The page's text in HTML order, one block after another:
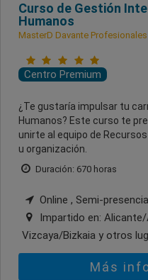
Curso de Gestión
Humanos
MasterD Davante Profesionales
Centro Premium
¿Te gustaría impulsar tu
Humanos? Este curso te
unirte al equipo de
u organización.
Duración: 670 horas
Online , Semi-
Impartido en: Alicante/
Vizcaya/Bizkaia y otros
Más